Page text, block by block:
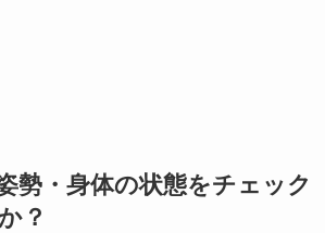
勢・身体の状態をチェック
？